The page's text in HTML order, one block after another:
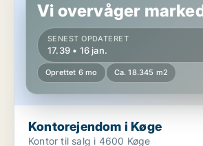
Vi overvåger
SENEST OPDATERET
17.39 • 16 jan.
Oprettet 6 mo Ca. 18.345 m2
Kontorejendom i Køge
Kontor til salg i 4600 Køge